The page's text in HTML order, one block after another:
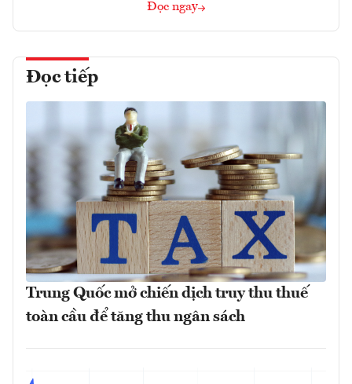
Đọc ngay
Đọc tiếp
Trung Quốc mở chiến dịch truy thu thuế
toàn cầu để tăng thu ngân sách